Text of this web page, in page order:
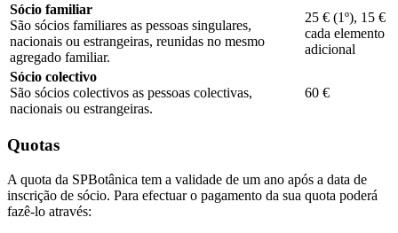
Sócio familiar
São sócios familiares as pessoas singulares,
nacionais ou estrangeiras, reunidas no mesmo
agregado familiar.
25 € (1º), 15 €
cada elemento
adicional
Sócio colectivo
São sócios colectivos as pessoas colectivas,
nacionais ou estrangeiras.
60 €
Quotas
A quota da SPBotânica tem a validade de um ano após a data de
inscrição de sócio. Para efectuar o pagamento da sua quota poderá
fazê-lo através: